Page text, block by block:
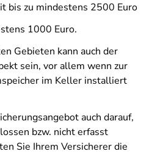
bis zu mindestens 2500 Euro
1000 Euro.
Gebieten kann auch der
sein, vor allem wenn zur
im Keller installiert
auch darauf,
bzw. nicht erfasst
Sie Ihrem Versicherer die